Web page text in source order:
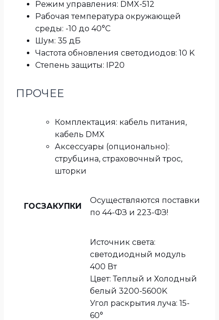
Режим управления: DMX-512
Рабочая температура окружающей
среды: -10 до 40°C
Шум: 35 дБ
Частота обновления светодиодов: 10 K
Степень защиты: IP20
ПРОЧЕЕ
Комплектация: кабель питания,
кабель DMX
Аксессуары (опционально):
струбцина, страховочный трос,
шторки
ГОСЗАКУПКИ
Осуществляются поставки
по 44-ФЗ и 223-ФЗ!
Источник света:
светодиодный модуль
400 Вт
Цвет: Теплый и Холодный
белый 3200-5600K
Угол раскрытия луча: 15-
60°